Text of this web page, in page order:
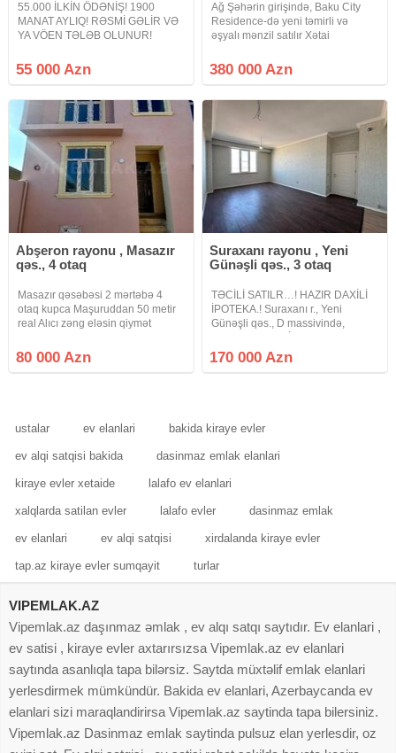
55.000 İLKİN ÖDƏNİŞ! 1900
MANAT AYLIQ! RƏSMİ GƏLİR VƏ
YA VÖEN TƏLƏB OLUNUR!
Xəndan küç., West Town Yaşayış
kompleksində QANUNI 3 OTAQ
binanın 5-cı
55 000 Azn
Ağ Şəhərin girişində, Baku City
Residence-də yeni təmirli və
əşyalı mənzil satılır Xətai
Şəhər layihəsinə daxil olan
prestijli Baku City Residence
təmir olunmuş
380 000 Azn
Abşeron rayonu , Masazır
qəs., 4 otaq
Masazır qəsəbəsi 2 mərtəbə 4
otaq kupca Maşuruddan 50 metir
real Alıcı zəng eləsin qiymət
80 000 Azn
Suraxanı rayonu , Yeni
Günəşli qəs., 3 otaq
TƏCİLİ SATILR…! HAZIR DAXİLİ
İPOTEKA.! Suraxanı r., Yeni
Günəşli qəs., D massivində,
layihəsində yeni tikili 17 mərtəbəli
binanın 12-ci mərtəbəsində,
170 000 Azn
ustalar ev elanlari bakida kiraye evler
ev alqi satqisi bakida dasinmaz emlak elanlari
kiraye evler xetaide lalafo ev elanlari
xalqlarda satilan evler lalafo evler dasinmaz emlak
ev elanlari ev alqi satqisi xirdalanda kiraye evler
tap.az kiraye evler sumqayit turlar
VIPEMLAK.AZ
Vipemlak.az daşınmaz əmlak , ev alqı satqı saytıdır. Ev elanlari ,
ev satisi , kiraye evler axtarırsızsa Vipemlak.az ev elanlari
saytında asanlıqla tapa bilərsiz. Saytda müxtəlif emlak elanlari
yerlesdirmek mümkündür. Bakida ev elanlari, Azerbaycanda ev
elanlari sizi maraqlandirirsa Vipemlak.az saytinda tapa bilersiniz.
Vipemlak.az Dasinmaz emlak saytinda pulsuz elan yerlesdir, oz